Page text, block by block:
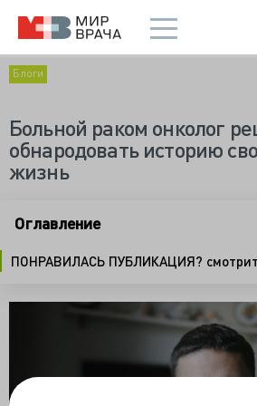
Блоги
Больной раком онколог
обнародовать историю
жизнь
Оглавление
ПОНРАВИЛАСЬ ПУБЛИКАЦИЯ?